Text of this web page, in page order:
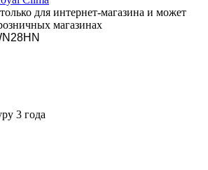
для интернет-магазина и может
магазинах
3 года